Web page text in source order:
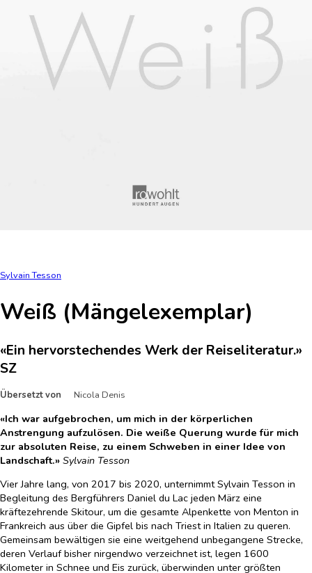
Sylvain Tesson
Weiß (Mängelexemplar)
«Ein hervorstechendes Werk der Reiseliteratur.»
SZ
Übersetzt von Nicola Denis
«Ich war aufgebrochen, um mich in der körperlichen
Anstrengung aufzulösen. Die weiße Querung wurde für mich
zur absoluten Reise, zu einem Schweben in einer Idee von
Landschaft.» Sylvain Tesson
Vier Jahre lang, von 2017 bis 2020, unternimmt Sylvain Tesson in
Begleitung des Bergführers Daniel du Lac jeden März eine
kräftezehrende Skitour, um die gesamte Alpenkette von Menton in
Frankreich aus über die Gipfel bis nach Triest in Italien zu queren.
Gemeinsam bewältigen sie eine weitgehend unbegangene Strecke,
deren Verlauf bisher nirgendwo verzeichnet ist, legen 1600
Kilometer in Schnee und Eis zurück, überwinden unter größten